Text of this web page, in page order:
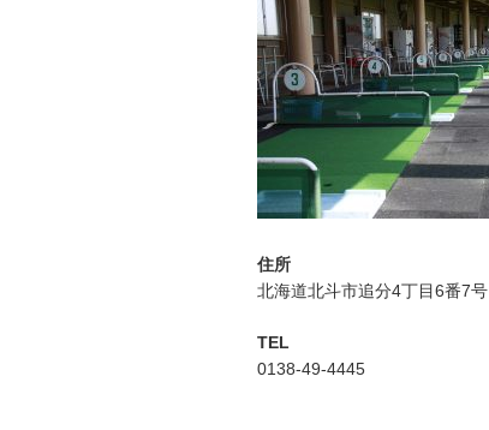
ン
住所
北海道北斗市追分4丁目6番7号
TEL
0138-49-4445